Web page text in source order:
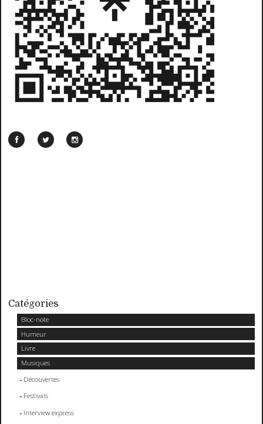
Catégories
Bloc-note
Humeur
Livre
Musiques
Découvertes
Festivals
Interview express